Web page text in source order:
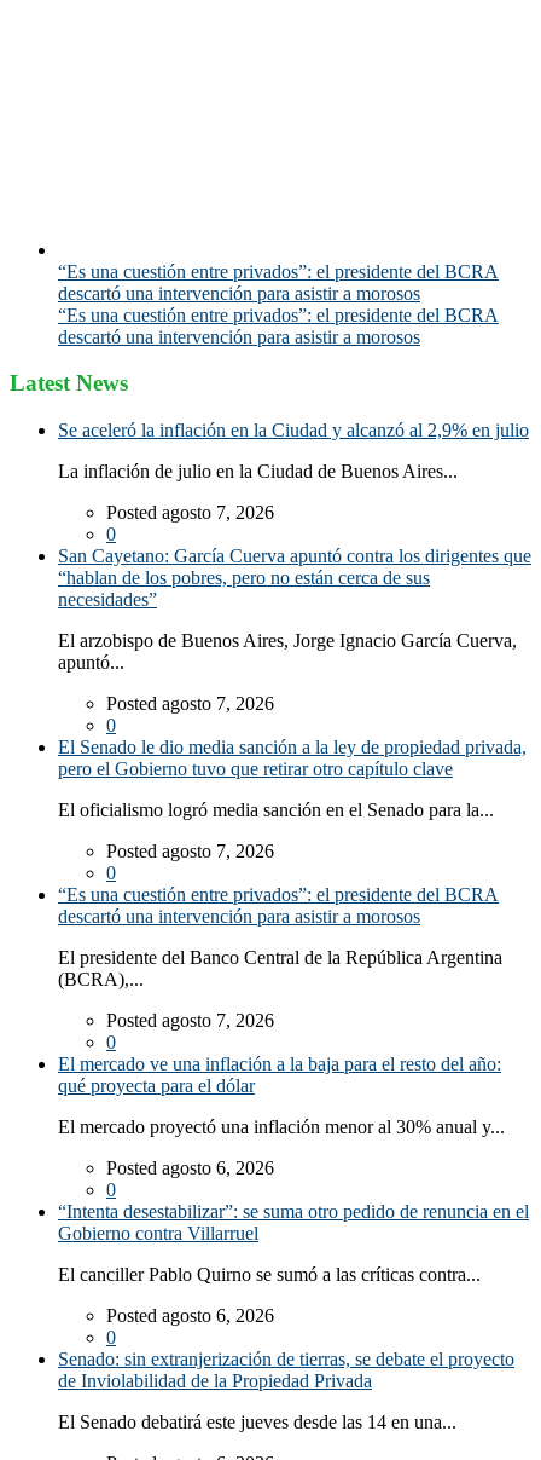
“Es una cuestión entre privados”: el presidente del BCRA
descartó una intervención para asistir a morosos
“Es una cuestión entre privados”: el presidente del BCRA
descartó una intervención para asistir a morosos
Latest News
Se aceleró la inflación en la Ciudad y alcanzó al 2,9% en julio
La inflación de julio en la Ciudad de Buenos Aires...
Posted agosto 7, 2026
0
San Cayetano: García Cuerva apuntó contra los dirigentes que
“hablan de los pobres, pero no están cerca de sus
necesidades”
El arzobispo de Buenos Aires, Jorge Ignacio García Cuerva,
apuntó...
Posted agosto 7, 2026
0
El Senado le dio media sanción a la ley de propiedad privada,
pero el Gobierno tuvo que retirar otro capítulo clave
El oficialismo logró media sanción en el Senado para la...
Posted agosto 7, 2026
0
“Es una cuestión entre privados”: el presidente del BCRA
descartó una intervención para asistir a morosos
El presidente del Banco Central de la República Argentina
(BCRA),...
Posted agosto 7, 2026
0
El mercado ve una inflación a la baja para el resto del año:
qué proyecta para el dólar
El mercado proyectó una inflación menor al 30% anual y...
Posted agosto 6, 2026
0
“Intenta desestabilizar”: se suma otro pedido de renuncia en el
Gobierno contra Villarruel
El canciller Pablo Quirno se sumó a las críticas contra...
Posted agosto 6, 2026
0
Senado: sin extranjerización de tierras, se debate el proyecto
de Inviolabilidad de la Propiedad Privada
El Senado debatirá este jueves desde las 14 en una...